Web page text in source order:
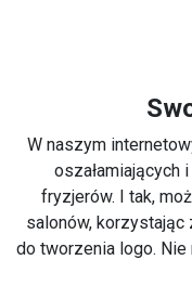
W naszym
oszałamiających
fryzjerów. I tak,
salonów,
do tworzenia logo.